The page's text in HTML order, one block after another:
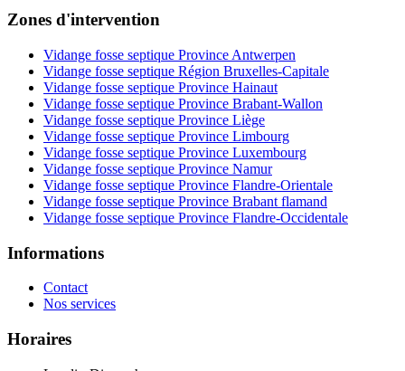
Zones d'intervention
Vidange fosse septique Province Antwerpen
Vidange fosse septique Région Bruxelles-Capitale
Vidange fosse septique Province Hainaut
Vidange fosse septique Province Brabant-Wallon
Vidange fosse septique Province Liège
Vidange fosse septique Province Limbourg
Vidange fosse septique Province Luxembourg
Vidange fosse septique Province Namur
Vidange fosse septique Province Flandre-Orientale
Vidange fosse septique Province Brabant flamand
Vidange fosse septique Province Flandre-Occidentale
Informations
Contact
Nos services
Horaires